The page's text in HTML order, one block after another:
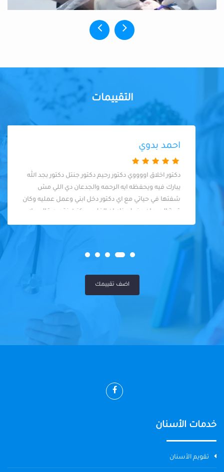
التقييمات
احمد بدوي
دكتور اخلاق اووووي دكتور رحيم دكتور جنتل دكتور بجد الله
يبارك فيه ويحفظه ايه الرحمه والجدعان دي اللي مش
شفتها في حياتي مع اي دكتور دخل ابني وعمل عمليه وكان
قمة الجدعان عند لحظه ان الفلوس كنت نقصه قالي ولا
يهمك المهم ابنك عجزت عن الشكر يادكتور وبجد ربنا يبرك
في اولاد حضرتك شكرا علي رحمتك والانسانيه الا جوه
اضف تقييمك
خدمات الأسنان
تقويم الأسنان